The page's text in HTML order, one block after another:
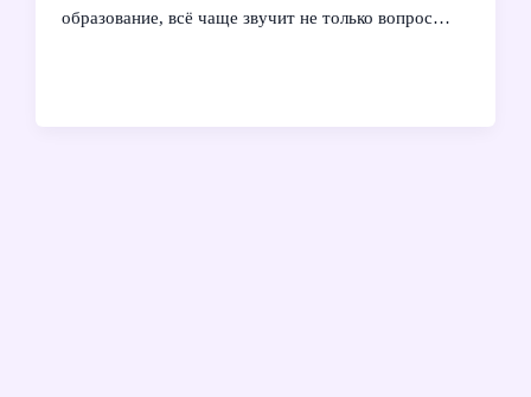
образование, всё чаще звучит не только вопрос…